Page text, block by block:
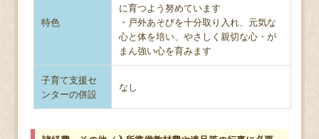
特色
に育つよう努めています
・戸外あそびを十分取り入れ、元気な
心と体を培い、やさしく親切な心・が
まん強い心を育みます
子育て支援セ
ンターの併設
なし